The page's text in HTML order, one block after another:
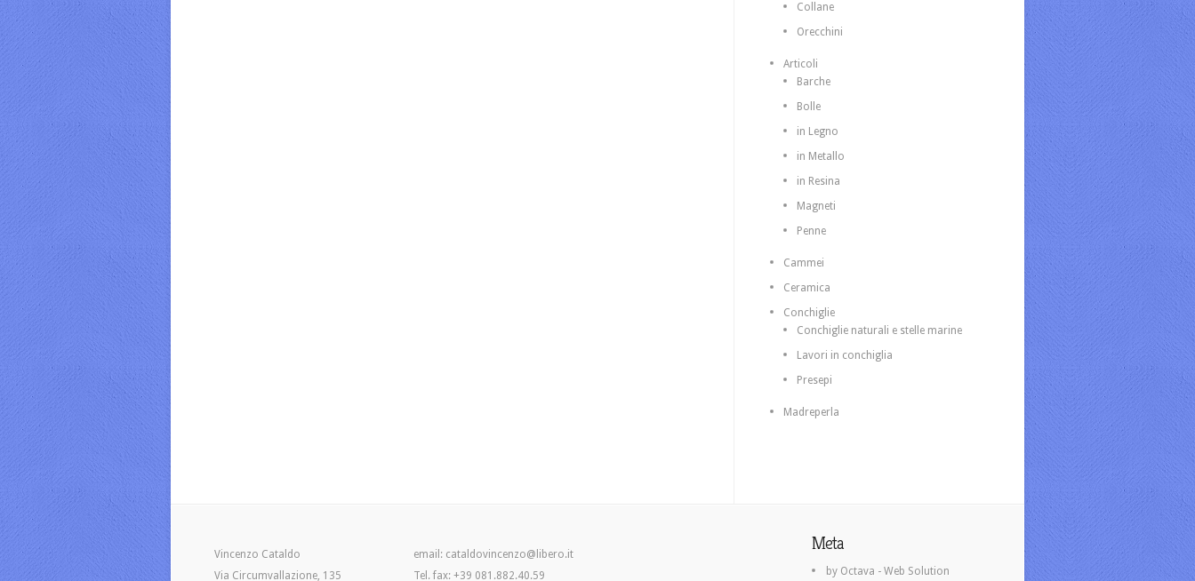
Collane
Orecchini
Articoli
Barche
Bolle
in Legno
in Metallo
in Resina
Magneti
Penne
Cammei
Ceramica
Conchiglie
Conchiglie naturali e stelle marine
Lavori in conchiglia
Presepi
Madreperla
Vincenzo Cataldo
Via Circumvallazione, 135
email: cataldovincenzo@libero.it
Tel. fax: +39 081.882.40.59
Meta
by Octava - Web Solution